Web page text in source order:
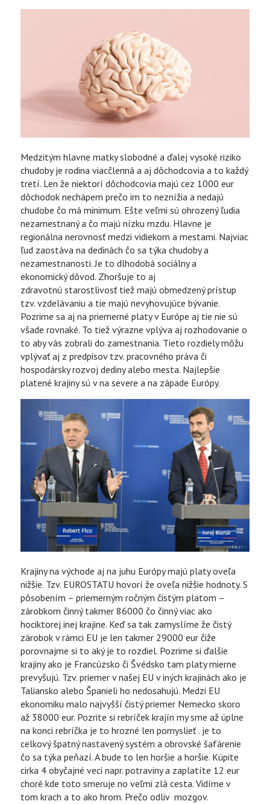
Medzitým hlavne matky slobodné a ďalej vysoké riziko
chudoby je rodina viacčlenná a aj dôchodcovia a to každý
tretí. Len že niektorí dôchodcovia majú cez 1000 eur
dôchodok nechápem prečo im to neznížia a nedajú
chudobe čo má minimum. Ešte veľmi sú ohrozený ľudia
nezamestnaný a čo majú nízku mzdu. Hlavne je
regionálna nerovnosť medzi vidiekom a mestami. Najviac
ľud zaostáva na dedinách čo sa týka chudoby a
nezamestnanosti. Je to dlhodobá sociálny a
ekonomický dôvod. Zhoršuje to aj
zdravotnú starostlivosť tiež majú obmedzený prístup
tzv. vzdelávaniu a tie majú nevyhovujúce bývanie.
Pozrime sa aj na priemerné platy v Európe aj tie nie sú
všade rovnaké. To tiež výrazne vplýva aj rozhodovanie o
to aby vás zobrali do zamestnania. Tieto rozdiely môžu
vplývať aj z predpisov tzv. pracovného práva či
hospodársky rozvoj dediny alebo mesta. Najlepšie
platené krajiny sú v na severe a na západe Európy.
Krajiny na východe aj na juhu Európy majú platy oveľa
nižšie. Tzv. EUROSTATU hovorí že oveľa nižšie hodnoty. S
pôsobením – priemerným ročným čistým platom –
zárobkom činný takmer 86000 čo činný viac ako
hociktorej inej krajine. Keď sa tak zamyslíme že čistý
zárobok v rámci EU je len takmer 29000 eur čiže
porovnajme si to aký je to rozdiel. Pozrime si ďalšie
krajiny ako je Francúzsko či Švédsko tam platy mierne
prevyšujú. Tzv. priemer v našej EU v iných krajinách ako je
Taliansko alebo Španieli ho nedosahujú. Medzi EU
ekonomiku malo najvyšší čistý priemer Nemecko skoro
až 38000 eur. Pozrite si rebríček krajín my sme až úplne
na konci rebríčka je to hrozné len pomyslieť . je to
celkový špatný nastavený systém a obrovské šafárenie
čo sa týka peňazí. A bude to len horšie a horšie. Kúpite
cirka 4 obyčajné veci napr. potraviny a zaplatíte 12 eur
choré kde toto smeruje no veľmi zlá cesta. Vidíme v
tom krach a to ako hrom. Prečo odliv mozgov.